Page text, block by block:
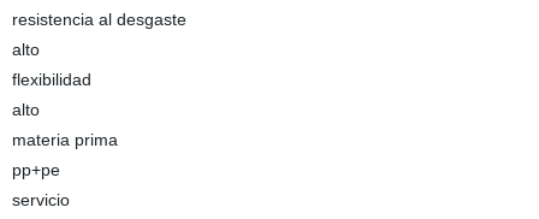
resistencia al desgaste
alto
flexibilidad
alto
materia prima
pp+pe
servicio